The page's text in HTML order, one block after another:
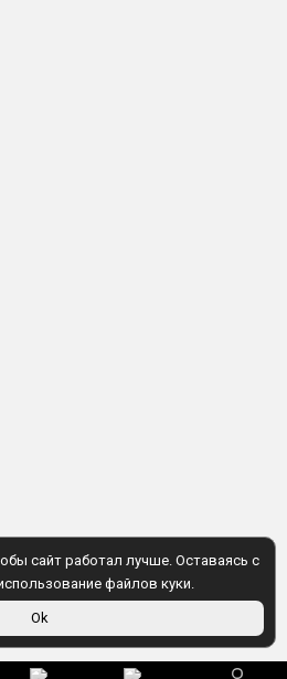
сайт работал лучше. Оставаясь с
файлов куки.
Ok